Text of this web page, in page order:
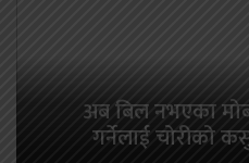
अब बिल नभएका
गर्नेलाई चोरीको